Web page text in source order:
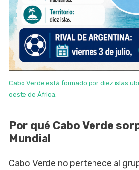
Cabo Verde está formado por diez islas
oeste de África.
Por qué Cabo Verde
Mundial
Cabo Verde no pertenece al